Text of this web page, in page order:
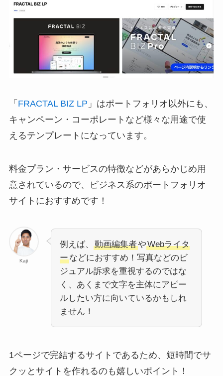
「 FRACTAL BIZ LP 」はポートフォリオ以外にも、
キャンペーン・コーポレートなど様々な用途で使
えるテンプレートになっています。
料金プラン・サービスの特徴などがあらかじめ用
意されているので、ビジネス系のポートフォリオ
サイトにおすすめです！
Kaji
例えば、 動画編集者やWebライタ
ーなどにおすすめ！写真などのビ
ジュアル訴求を重視するのではな
く、あくまで文字を主体にアピー
ルしたい方に向いているかもしれ
ません！
1ページで完結するサイトであるため、短時間でサ
クッとサイトを作れるのも嬉しいポイント！